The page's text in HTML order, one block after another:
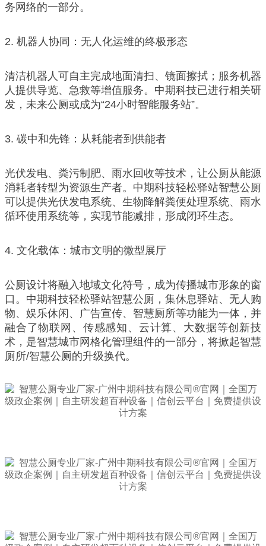
务网络的一部分。
2. 机器人协同：无人化运维的终极形态
清洁机器人可自主完成地面清扫、镜面擦拭；服务机器
人提供导览、急救等增值服务。中期科技已进行相关研
发，未来公厕或成为“24小时智能服务站”。
3. 碳中和先锋：从耗能者到供能者
光伏发电、粪污制肥、雨水回收等技术，让公厕从能源
消耗者转型为资源生产者。中期科技轻松驿站智慧公厕
可以提供光伏发电系统、生物降解粪便处理系统、雨水
循环使用系统等，实现节能减排，形成闭环生态。
4. 文化载体：城市文明的微型展厅
公厕设计将融入地域文化符号，成为传播城市形象的窗
口。中期科技轻松驿站智慧公厕，集休息驿站、无人购
物、娱乐休闲、广告宣传、智慧厕所等功能为一体，并
融合了物联网、传感感知、云计算、大数据等创新技
术，是智慧城市网格化管理组件的一部分，将掀起智慧
厕所/智慧公厕的升级换代。